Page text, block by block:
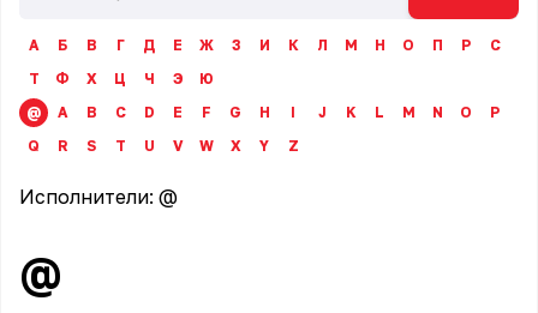
А Б В Г Д Е Ж З И К Л М Н О П Р
С
Т
Ф Х Ц Ч Э
Ю
@
A B C D E F G H I J K L M N O
P
Q
R S T U V W X Y Z
Исполнители: @
@